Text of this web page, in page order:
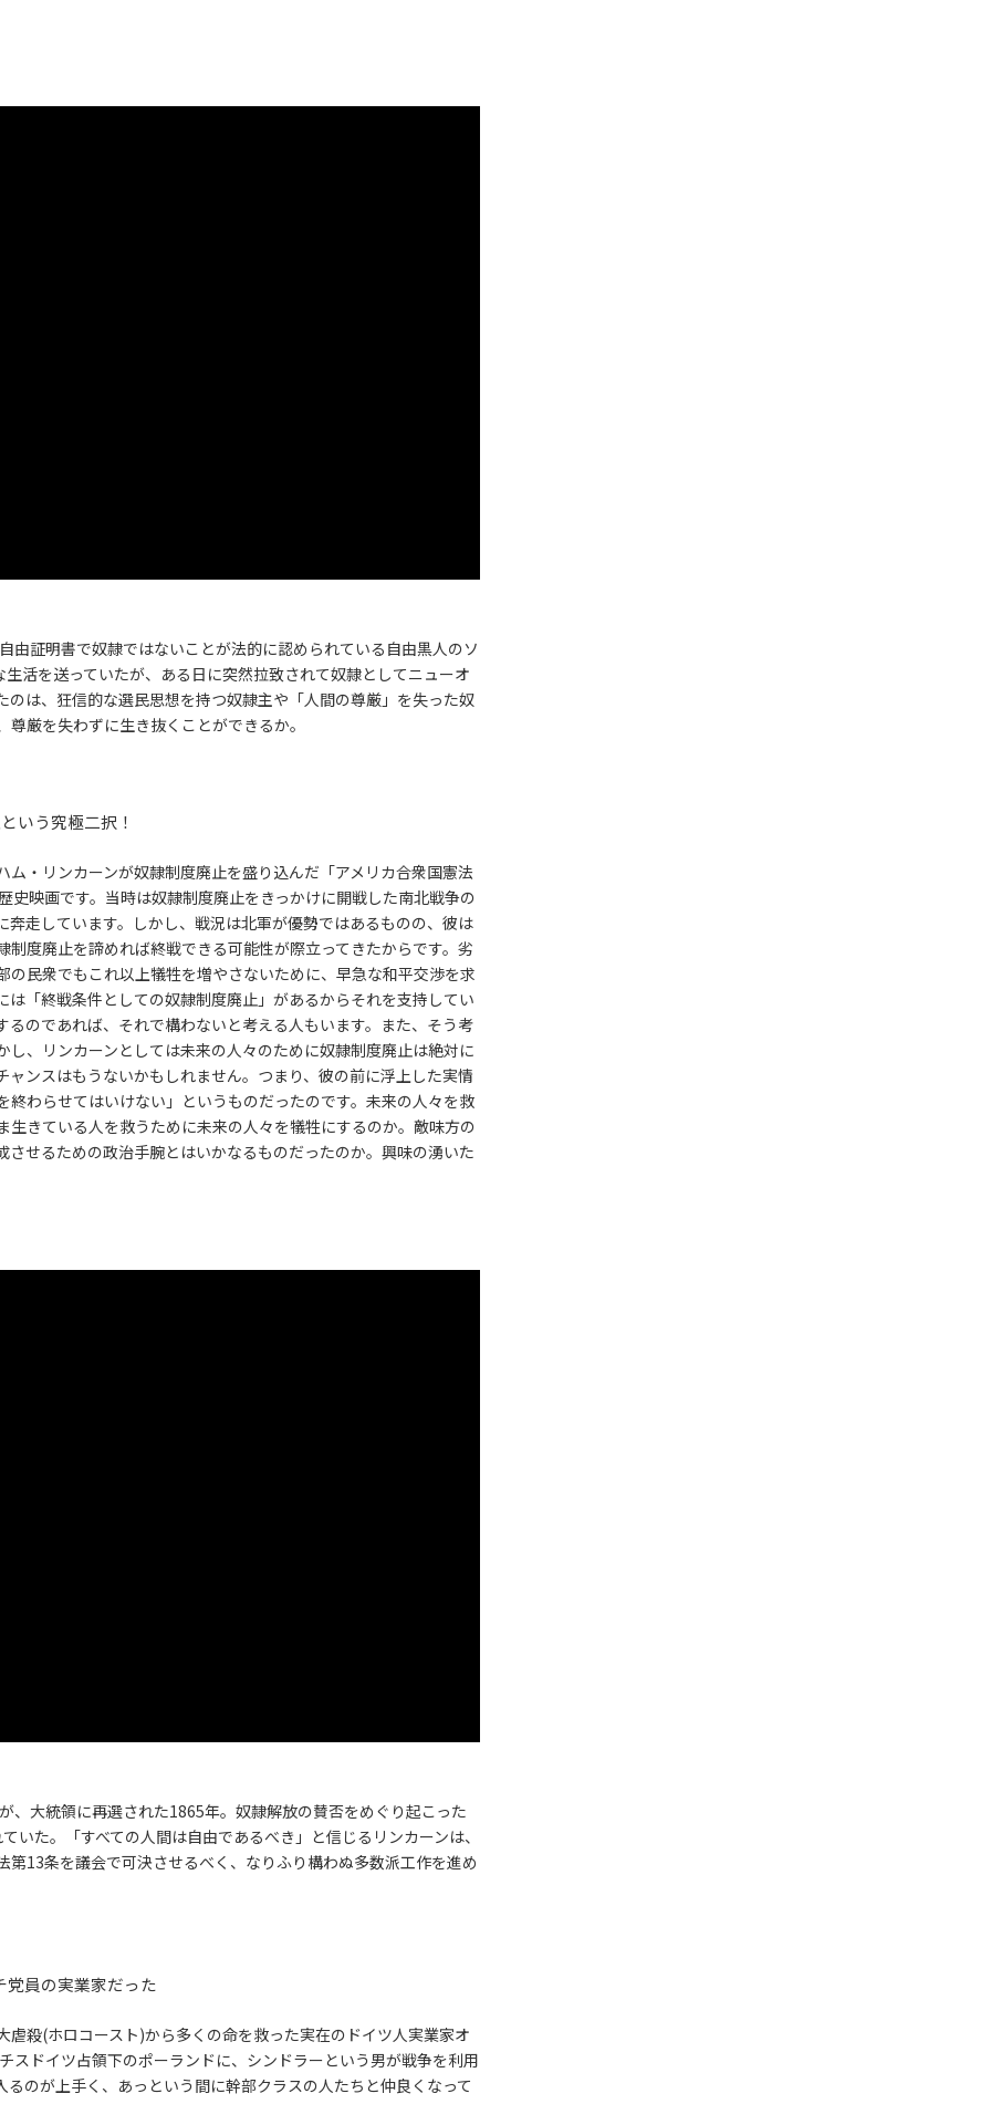
由証明書で奴隷ではないことが法的に認められている自由黒人のソ
活を送っていたが、ある日に突然拉致されて奴隷としてニューオ
は、狂信的な選民思想を持つ奴隷主や「人間の尊厳」を失った奴
厳を失わずに生き抜くことができるか。
いう究極二択！
・リンカーンが奴隷制度廃止を盛り込んだ「アメリカ合衆国憲法
映画です。当時は奴隷制度廃止をきっかけに開戦した南北戦争の
走しています。しかし、戦況は北軍が優勢ではあるものの、彼は
度廃止を諦めれば終戦できる可能性が際立ってきたからです。劣
民衆でもこれ以上犠牲を増やさないために、早急な和平交渉を求
「終戦条件としての奴隷制度廃止」があるからそれを支持してい
のであれば、それで構わないと考える人もいます。また、そう考
、リンカーンとしては未来の人々のために奴隷制度廃止は絶対に
ンスはもうないかもしれません。つまり、彼の前に浮上した実情
わらせてはいけない」というものだったのです。未来の人々を救
きている人を救うために未来の人々を犠牲にするのか。敵味方の
せるための政治手腕とはいかなるものだったのか。興味の湧いた
、大統領に再選された1865年。奴隷解放の賛否をめぐり起こった
いた。「すべての人間は自由であるべき」と信じるリンカーンは、
13条を議会で可決させるべく、なりふり構わぬ多数派工作を進め
党員の実業家だった
殺(ホロコースト)から多くの命を救った実在のドイツ人実業家オ
スドイツ占領下のポーランドに、シンドラーという男が戦争を利用
のが上手く、あっという間に幹部クラスの人たちと仲良くなって